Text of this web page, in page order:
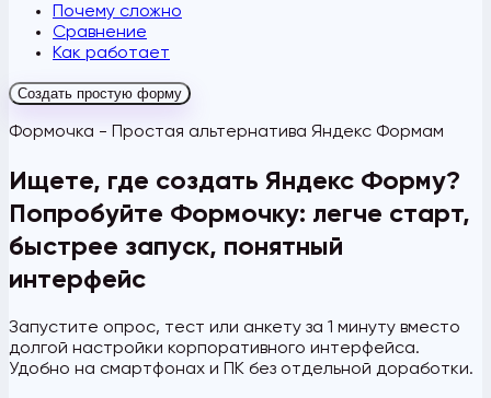
Почему сложно
Сравнение
Как работает
Создать простую форму
Формочка - Простая альтернатива Яндекс Формам
Ищете, где создать Яндекс Форму?
Попробуйте Формочку: легче старт,
быстрее запуск, понятный
интерфейс
Запустите опрос, тест или анкету за 1 минуту вместо
долгой настройки корпоративного интерфейса.
Удобно на смартфонах и ПК без отдельной доработки.